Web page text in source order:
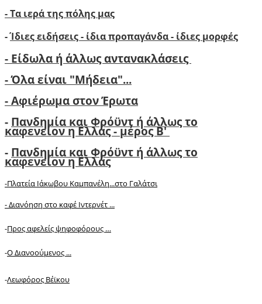
- Τα ιερά της πόλης μας
-Ίδιες ειδήσεις - ίδια προπαγάνδα - ίδιες μορφές
- Είδωλα ή άλλως αντανακλάσεις
- Όλα είναι "Μήδεια"...
- Αφιέρωμα στον Έρωτα
- Πανδημία και Φρόϋντ ή άλλως το
καφενείον η Ελλάς - μέρος Β'
- Πανδημία και Φρόϋντ ή άλλως το
καφενείον η Ελλάς
-Πλατεία Ιάκωβου Καμπανέλη...στο Γαλάτσι
-Διανόηση στο καφέ Ιντερνέτ ...
-Προς αφελείς ψηφοφόρους …
-Ο Διανοούμενος ...
-Λεωφόρος Βέϊκου